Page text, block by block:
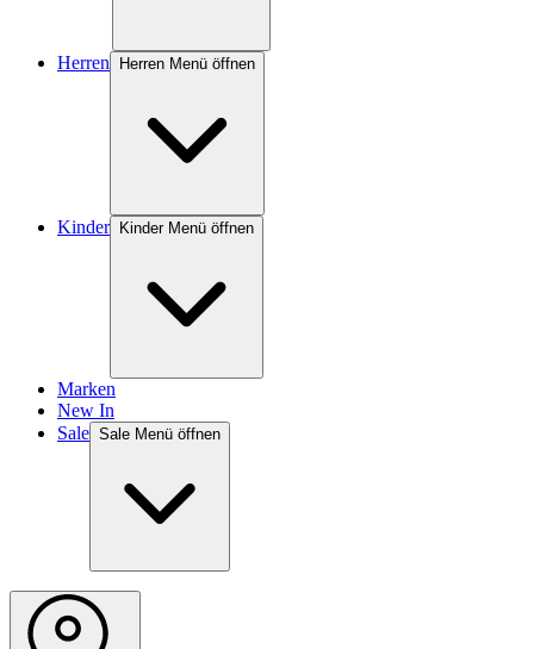
Herren Herren Menü öffnen
Kinder Kinder Menü öffnen
Marken
New In
Sale Sale Menü öffnen